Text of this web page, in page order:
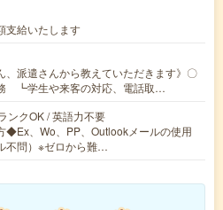
支給いたします
派遣さんから教えていただきます》〇
┗学生や来客の対応、電話取…
ンクOK / 英語力不要
◆Ex、Wo、PP、Outlookメールの使用
不問）※ゼロから難…